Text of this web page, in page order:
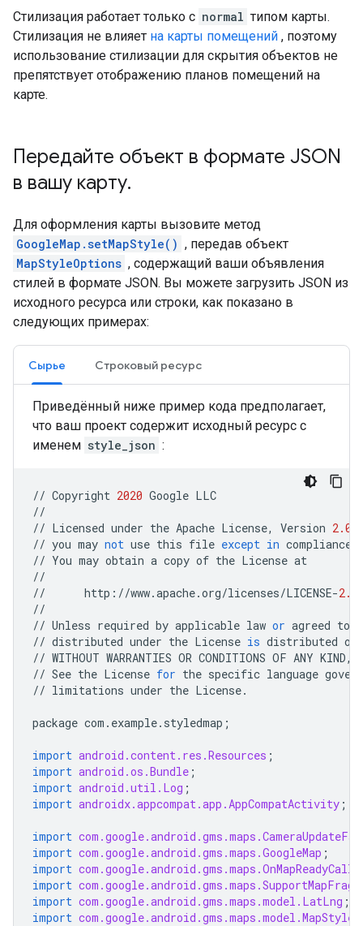
Стилизация работает только с normal типом карты.
Стилизация не влияет на карты помещений , поэтому
использование стилизации для скрытия объектов не
препятствует отображению планов помещений на
карте.
Передайте объект в формате JSON
в вашу карту.
Для оформления карты вызовите метод
GoogleMap.setMapStyle() , передав объект
MapStyleOptions , содержащий ваши объявления
стилей в формате JSON. Вы можете загрузить JSON из
исходного ресурса или строки, как показано в
следующих примерах:
Сырье Строковый ресурс
Приведённый ниже пример кода предполагает,
что ваш проект содержит исходный ресурс с
именем style_json :
// Copyright 2020 Google LLC
//
// Licensed under the Apache License, Version 2.0
// you may not use this file except in compliance
// You may obtain a copy of the License at
//
//
http : //www.apache.org/licenses/LICENSE-2.0
//
// Unless required by applicable law or agreed to
// distributed under the License is distributed on
// WITHOUT WARRANTIES OR CONDITIONS OF ANY KIND,
// See the License for the specific language
// limitations under the License.
package com . example. styledmap ;
import android.content.res.Resources ;
import android.os.Bundle ;
import android.util.Log ;
import androidx.appcompat.app.AppCompatActivity ;
import
import com.google.android.gms.maps.GoogleMap ;
import
import
import com.google.android.gms.maps.model.LatLng ;
import